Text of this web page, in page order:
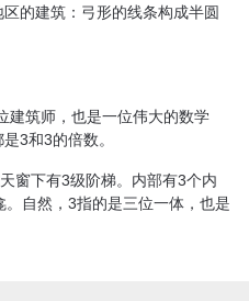
的建筑：弓形的线条构成半圆
建筑师，也是一位伟大的数学
3和3的倍数。
窗下有3级阶梯。内部有3个内
自然，3指的是三位一体，也是